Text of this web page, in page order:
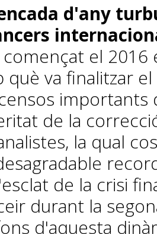
d'any
començat el
què va finalitzar
importants
de la
la qual
de la crisi
durant la
d'aquesta